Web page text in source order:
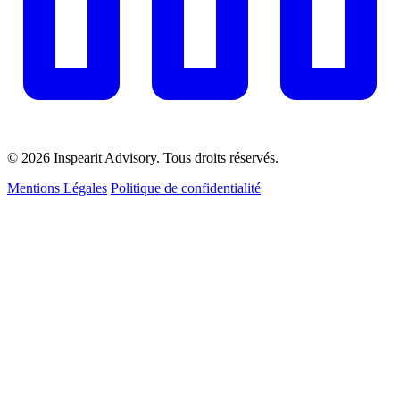
© 2026 Inspearit Advisory. Tous droits réservés.
Mentions Légales Politique de confidentialité